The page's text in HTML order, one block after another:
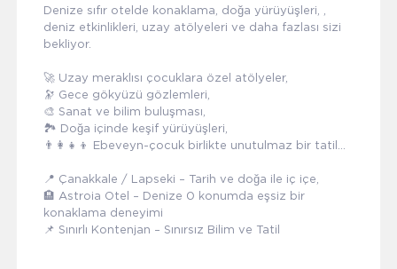
Denize sıfır otelde konaklama, doğa yürüyüşleri, ,
deniz etkinlikleri, uzay atölyeleri ve daha fazlası sizi
bekliyor.
🚀 Uzay meraklısı çocuklara özel atölyeler,
🔭 Gece gökyüzü gözlemleri,
🎨 Sanat ve bilim buluşması,
🏞 Doğa içinde keşif yürüyüşleri,
👨👩👧👦 Ebeveyn-çocuk birlikte unutulmaz bir tatil...
📍 Çanakkale / Lapseki – Tarih ve doğa ile iç içe,
🏨 Astroia Otel – Denize 0 konumda eşsiz bir
konaklama deneyimi
📌 Sınırlı Kontenjan – Sınırsız Bilim ve Tatil